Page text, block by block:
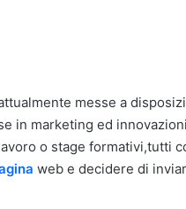
messe a
in marketing ed
o stage formativi,tutti
web e decidere di